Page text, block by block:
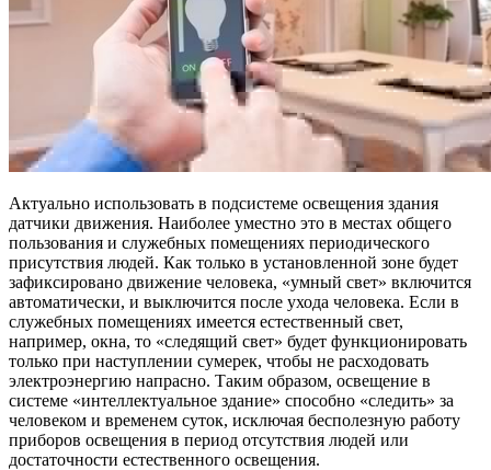
Актуально использовать в подсистеме освещения здания
датчики движения. Наиболее уместно это в местах общего
пользования и служебных помещениях периодического
присутствия людей. Как только в установленной зоне будет
зафиксировано движение человека, «умный свет» включится
автоматически, и выключится после ухода человека. Если в
служебных помещениях имеется естественный свет,
например, окна, то «следящий свет» будет функционировать
только при наступлении сумерек, чтобы не расходовать
электроэнергию напрасно. Таким образом, освещение в
системе «интеллектуальное здание» способно «следить» за
человеком и временем суток, исключая бесполезную работу
приборов освещения в период отсутствия людей или
достаточности естественного освещения.